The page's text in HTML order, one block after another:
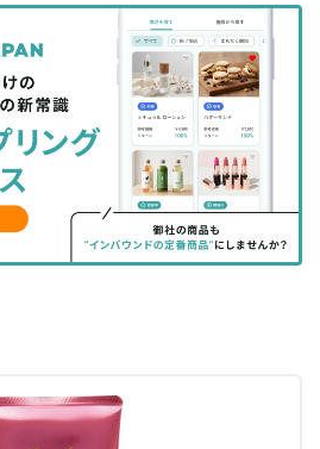
な
ッ
ク
マ
に
記
事
を
購
読
す
る
マ
ガ
登
録
す
る